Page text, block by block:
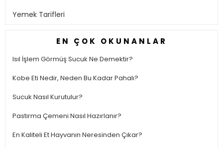
Yemek Tarifleri
EN ÇOK OKUNANLAR
Isıl İşlem Görmüş Sucuk Ne Demektir?
Kobe Eti Nedir, Neden Bu Kadar Pahalı?
Sucuk Nasıl Kurutulur?
Pastırma Çemeni Nasıl Hazırlanır?
En Kaliteli Et Hayvanın Neresinden Çıkar?